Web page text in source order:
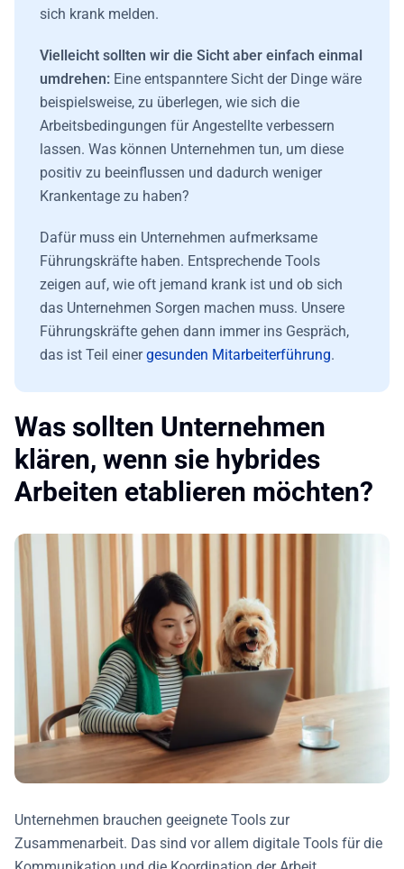
sich krank melden.
Vielleicht sollten wir die Sicht aber einfach einmal
umdrehen: Eine entspanntere Sicht der Dinge wäre
beispielsweise, zu überlegen, wie sich die
Arbeitsbedingungen für Angestellte verbessern
lassen. Was können Unternehmen tun, um diese
positiv zu beeinflussen und dadurch weniger
Krankentage zu haben?
Dafür muss ein Unternehmen aufmerksame
Führungskräfte haben. Entsprechende Tools
zeigen auf, wie oft jemand krank ist und ob sich
das Unternehmen Sorgen machen muss. Unsere
Führungskräfte gehen dann immer ins Gespräch,
das ist Teil einergesunden Mitarbeiterführung.
Was sollten Unternehmen
klären, wenn sie hybrides
Arbeiten etablieren möchten?
Unternehmen brauchen geeignete Tools zur
Zusammenarbeit. Das sind vor allem digitale Tools für die